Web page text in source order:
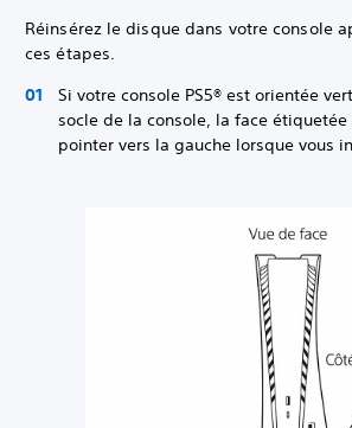
Réinsérez le disque dans votre console
ces étapes.
Si votre console PS5® est orientée
socle de la console, la face
pointer vers la gauche lorsque vous